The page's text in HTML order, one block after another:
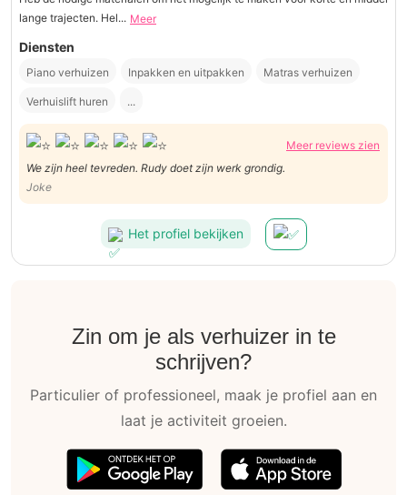
lange trajecten. Hel... Meer
Diensten
Piano verhuizen Inpakken en uitpakken Matras verhuizen
Verhuislift huren ...
Meer reviews zien
We zijn heel tevreden. Rudy doet zijn werk grondig.
Joke
Het profiel bekijken
Zin om je als verhuizer in te
schrijven?
Particulier of professioneel, maak je profiel aan en
laat je activiteit groeien.